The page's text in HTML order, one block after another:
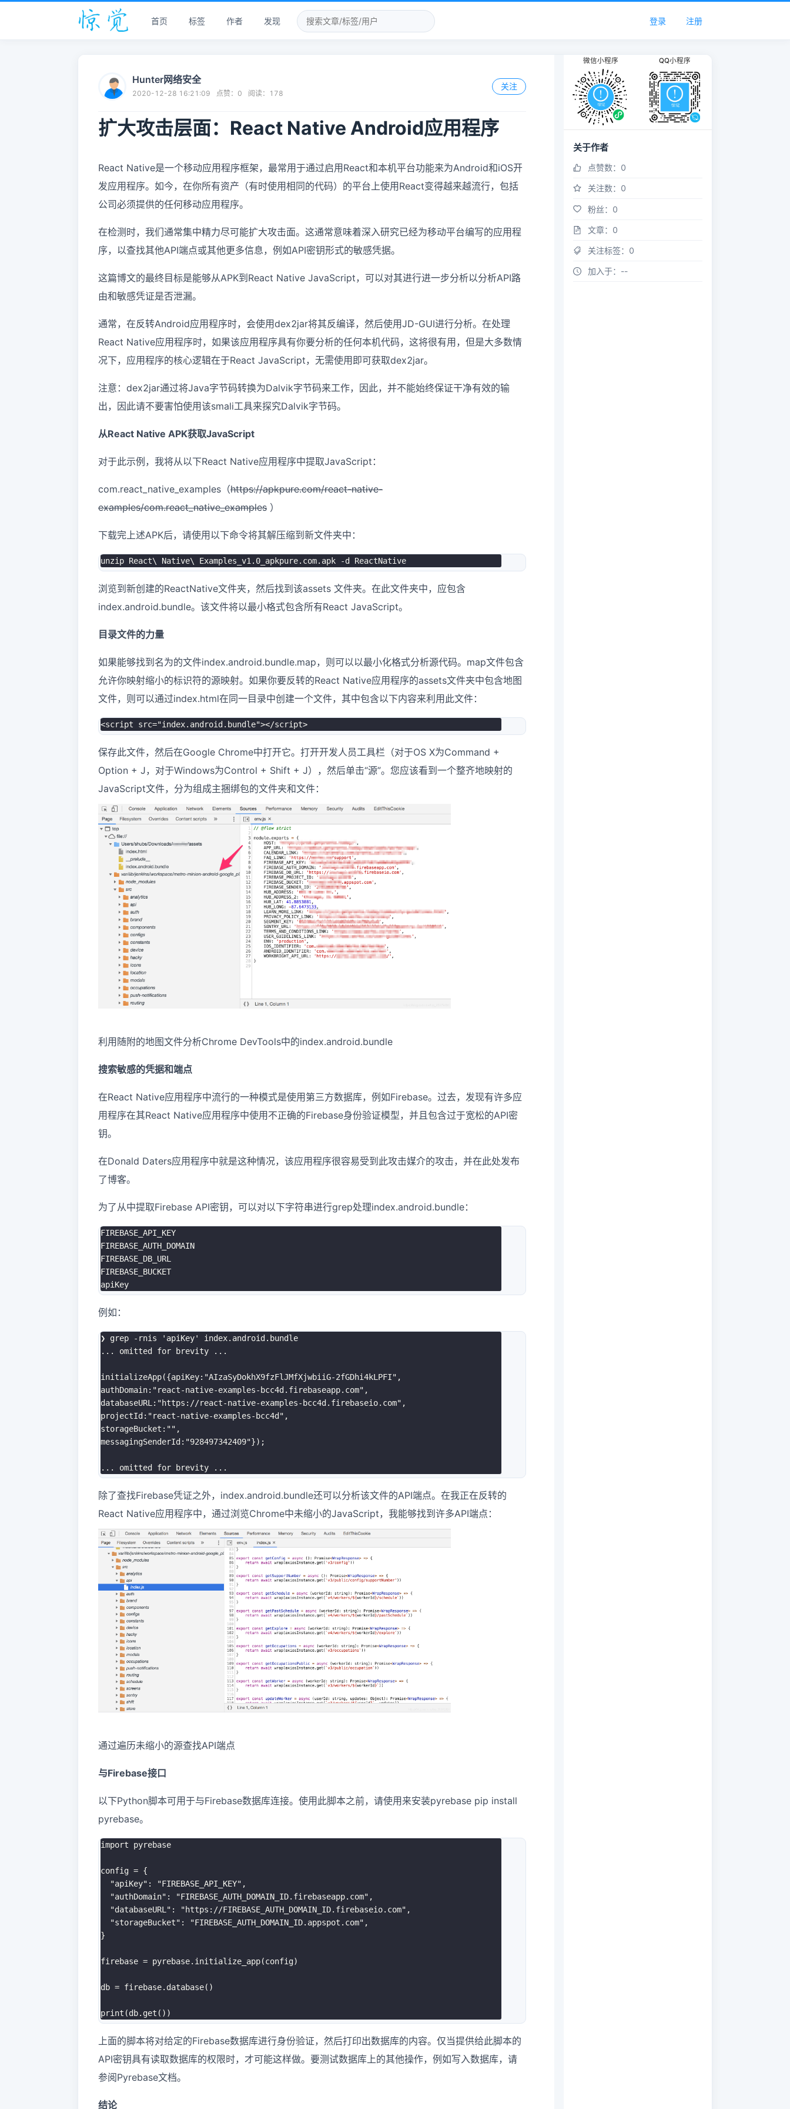
首页 标签 作者 发现 登录 注册
Hunter网络安全
2020-12-28 16:21:09 点赞： 0 阅读： 178
关注
扩大攻击层面：React Native Android应用程序
React Native是一个移动应用程序框架，最常用于通过启用React和本机平台功能来为Android和iOS开
发应用程序。如今，在你所有资产（有时使用相同的代码）的平台上使用React变得越来越流行，包括
公司必须提供的任何移动应用程序。
在检测时，我们通常集中精力尽可能扩大攻击面。这通常意味着深入研究已经为移动平台编写的应用程
序，以查找其他API端点或其他更多信息，例如API密钥形式的敏感凭据。
这篇博文的最终目标是能够从APK到React Native JavaScript，可以对其进行进一步分析以分析API路
由和敏感凭证是否泄漏。
通常，在反转Android应用程序时，会使用dex2jar将其反编译，然后使用JD-GUI进行分析。在处理
React Native应用程序时，如果该应用程序具有你要分析的任何本机代码，这将很有用，但是大多数情
况下，应用程序的核心逻辑在于React JavaScript，无需使用即可获取dex2jar。
注意：dex2jar通过将Java字节码转换为Dalvik字节码来工作，因此，并不能始终保证干净有效的输
出，因此请不要害怕使用该smali工具来探究Dalvik字节码。
从React Native APK获取JavaScript
对于此示例，我将从以下React Native应用程序中提取JavaScript：
com.react_native_examples（https://apkpure.com/react-native-
examples/com.react_native_examples ）
下载完上述APK后，请使用以下命令将其解压缩到新文件夹中：
浏览到新创建的ReactNative文件夹，然后找到该assets 文件夹。在此文件夹中，应包含
index.android.bundle。该文件将以最小格式包含所有React JavaScript。
目录文件的力量
如果能够找到名为的文件index.android.bundle.map，则可以以最小化格式分析源代码。map文件包含
允许你映射缩小的标识符的源映射。如果你要反转的React Native应用程序的assets文件夹中包含地图
文件，则可以通过index.html在同一目录中创建一个文件，其中包含以下内容来利用此文件：
<script src="index.android.bundle"></script>
保存此文件，然后在Google Chrome中打开它。打开开发人员工具栏（对于OS X为Command +
Option + J，对于Windows为Control + Shift + J），然后单击“源”。您应该看到一个整齐地映射的
JavaScript文件，分为组成主捆绑包的文件夹和文件：
利用随附的地图文件分析Chrome DevTools中的index.android.bundle
搜索敏感的凭据和端点
在React Native应用程序中流行的一种模式是使用第三方数据库，例如Firebase。过去，发现有许多应
用程序在其React Native应用程序中使用不正确的Firebase身份验证模型，并且包含过于宽松的API密
钥。
在Donald Daters应用程序中就是这种情况，该应用程序很容易受到此攻击媒介的攻击，并在此处发布
了博客。
为了从中提取Firebase API密钥，可以对以下字符串进行grep处理index.android.bundle：
FIREBASE_API_KEY
FIREBASE_AUTH_DOMAIN
FIREBASE_DB_URL
FIREBASE_BUCKET
例如：
❯ grep -rnis 'apiKey'
.. . omitted for brevity .. .
initializeApp({apiKey: "AIzaSyDokhX9fzFlJMfXjwbiiG-2fGDhi4kLPFI" ,
authDomain: "react-native-examples-bcc4d.firebaseapp.com" ,
databaseURL: "https://react-native-examples-bcc4d.firebaseio.com" ,
projectId: "react-native-examples-bcc4d" ,
storageBucket: "" ,
messagingSenderId: "928497342409"}) ;
.. . omitted for brevity ..
除了查找Firebase凭证之外，index.android.bundle还可以分析该文件的API端点。在我正在反转的
React Native应用程序中，通过浏览Chrome中未缩小的JavaScript，我能够找到许多API端点：
通过遍历未缩小的源查找API端点
与Firebase接口
以下Python脚本可用于与Firebase数据库连接。使用此脚本之前，请使用来安装pyrebase pip install
pyrebase。
import pyrebase
config = {
"apiKey" : "FIREBASE_API_KEY" ,
"authDomain" : "FIREBASE_AUTH_DOMAIN_ID.firebaseapp.com" ,
"databaseURL" : "https://FIREBASE_AUTH_DOMAIN_ID.firebaseio.com" ,
"storageBucket" : "FIREBASE_AUTH_DOMAIN_ID.appspot.com"
}
firebase = pyrebase.initialize_app(config)
db = firebase.database( )
print (db.get ( ))
上面的脚本将对给定的Firebase数据库进行身份验证，然后打印出数据库的内容。仅当提供给此脚本的
API密钥具有读取数据库的权限时，才可能这样做。要测试数据库上的其他操作，例如写入数据库，请
参阅Pyrebase文档。
结论
微信小程序 QQ小程序
关于作者
点赞数： 0
关注数： 0
粉丝： 0
文章： 0
关注标签： 0
加入于： --